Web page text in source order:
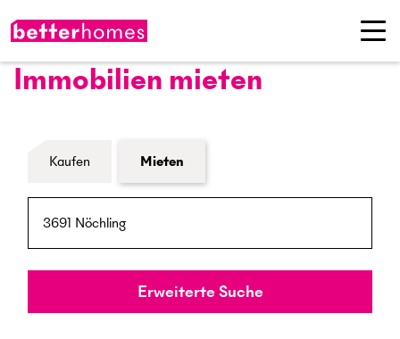
Immobilien mieten
Formular Immobiliensuche
Kaufen Mieten
Umkreis
Erweiterte Suche